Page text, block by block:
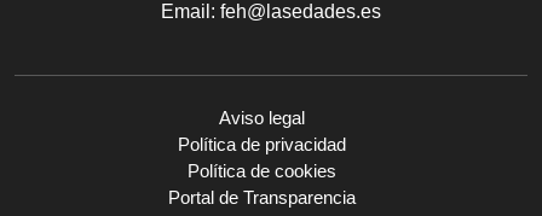
Email: feh@lasedades.es
Aviso legal
Política de privacidad
Política de cookies
Portal de Transparencia